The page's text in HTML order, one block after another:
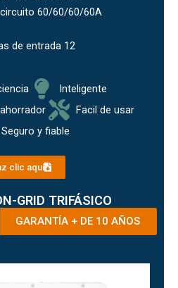
60/60/60/60A
de entrada 12
Inteligente
Facil de usar
Seguro y fiable
clic aquí
GRID TRIFÁSICO
GARANTÍA + DE 10 AÑOS